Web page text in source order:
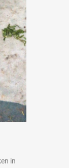
in